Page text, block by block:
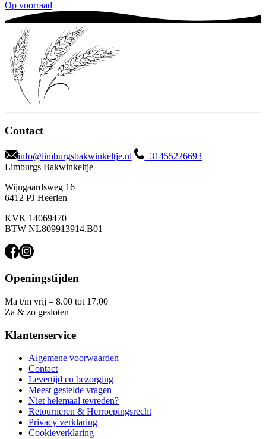
Op voorraad
Contact
info@limburgsbakwinkeltje.nl
+31455226693
Limburgs Bakwinkeltje
Wijngaardsweg 16
6412 PJ Heerlen
KVK 14069470
BTW NL809913914.B01
Openingstijden
Ma t/m vrij – 8.00 tot 17.00
Za & zo gesloten
Klantenservice
Algemene voorwaarden
Contact
Levertijd en bezorging
Meest gestelde vragen
Niet helemaal tevreden?
Retourneren & Herroepingsrecht
Privacy verklaring
Cookieverklaring